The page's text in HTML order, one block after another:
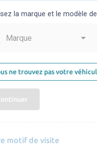
la marque et le modèle
Marque
ne trouvez pas votre
motif de visite